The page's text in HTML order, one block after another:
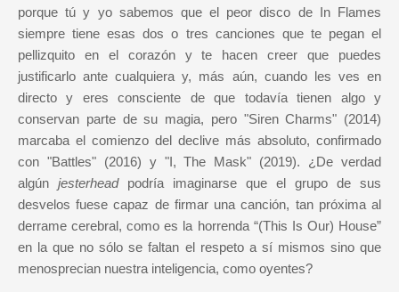
porque tú y yo sabemos que el peor disco de In Flames
siempre tiene esas dos o tres canciones que te pegan el
pellizquito en el corazón y te hacen creer que puedes
justificarlo ante cualquiera y, más aún, cuando les ves en
directo y eres consciente de que todavía tienen algo y
conservan parte de su magia, pero "Siren Charms" (2014)
marcaba el comienzo del declive más absoluto, confirmado
con "Battles" (2016) y "I, The Mask" (2019). ¿De verdad
algún jesterheadpodría imaginarse que el grupo de sus
desvelos fuese capaz de firmar una canción, tan próxima al
derrame cerebral, como es la horrenda “(This Is Our) House”
en la que no sólo se faltan el respeto a sí mismos sino que
menosprecian nuestra inteligencia, como oyentes?